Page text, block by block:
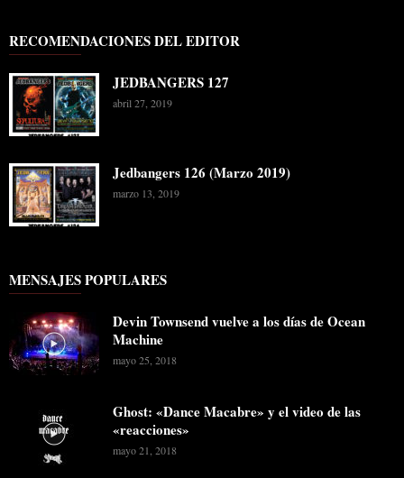
RECOMENDACIONES DEL EDITOR
JEDBANGERS 127
abril 27, 2019
Jedbangers 126 (Marzo 2019)
marzo 13, 2019
MENSAJES POPULARES
Devin Townsend vuelve a los días de Ocean
Machine
mayo 25, 2018
Ghost: «Dance Macabre» y el video de las
«reacciones»
mayo 21, 2018